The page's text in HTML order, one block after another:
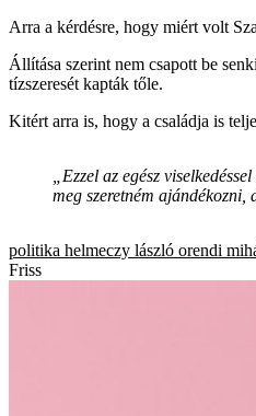
Arra a kérdésre, hogy miért volt
Állítása szerint nem csapott be
tízszeresét kapták tőle.
Kitért arra is, hogy a családja is
„Ezzel az egész
meg szeretném ajándékozni,
politika helmeczy lászló orendi
Friss